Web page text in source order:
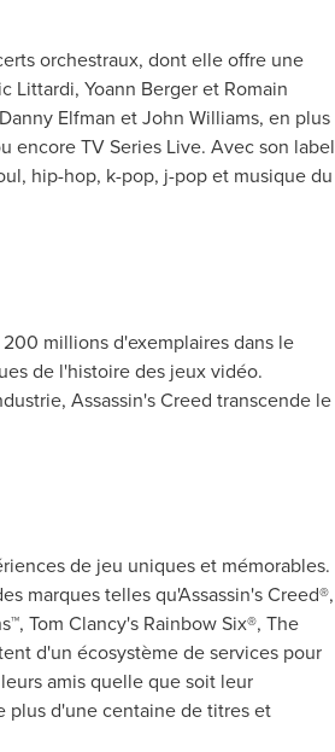
orchestraux, dont elle offre une
Littardi, Yoann Bergeret Romain
Danny Elfman etJohn Williams, en plus
encore TV Series Live. Avec son label
hip-hop, k-pop, j-pop et musique du
millions d'exemplaires dans le
de l'histoire des jeux vidéo.
Assassin's Creed transcende le
de jeu uniques et mémorables.
marques telles qu'Assassin's Creed®,
Tom Clancy'sRainbow Six®, The
d'un écosystème de services pour
amis quelle que soit leur
plus d'une centaine de titres et